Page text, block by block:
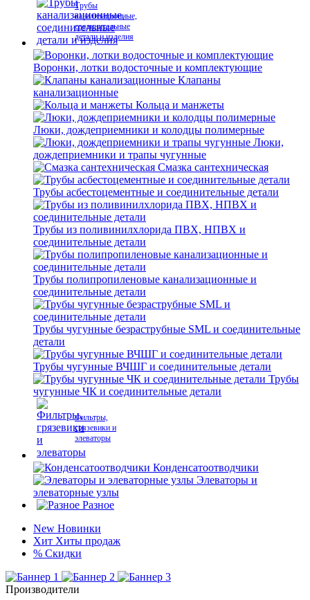
Трубы
канализационные,
соединительные
детали и изделия
Воронки, лотки водосточные и комплектующие
Клапаны
канализационные
Кольца и манжеты
Люки, дождеприемники и колодцы полимерные
Люки,
дождеприемники и трапы чугунные
Смазка сантехническая
Трубы асбестоцементные и соединительные детали
Трубы из поливинилхлорида ПВХ, НПВХ и
соединительные детали
Трубы полипропиленовые канализационные и
соединительные детали
Трубы чугунные безраструбные SML и соединительные
детали
Трубы чугунные ВЧШГ и соединительные детали
Трубы
чугунные ЧК и соединительные детали
Фильтры,
грязевики и
элеваторы
Конденсатоотводчики
Элеваторы и
элеваторные узлы
Разное
New Новинки
Хит Хиты продаж
% Скидки
Производители